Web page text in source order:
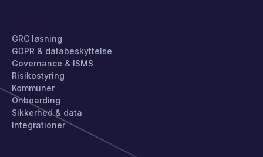
GRC løsning
GDPR & databeskyttelse
Governance & ISMS
Risikostyring
Kommuner
Onboarding
Sikkerhed & data
Integrationer